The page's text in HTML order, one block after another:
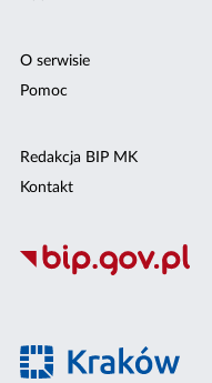
O serwisie
Pomoc
Redakcja BIP MK
Kontakt